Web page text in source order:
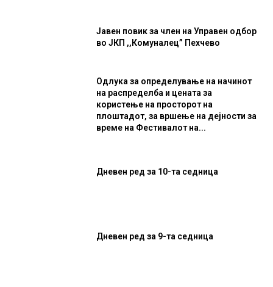
Јавен повик за член на Управен одбор
во ЈКП ,,Комуналец” Пехчево
Одлука за определување на начинот
на распределба и цената за
користење на просторот на
плоштадот, за вршење на дејности за
време на Фестивалот на...
Дневен ред за 10-та седница
Дневен ред за 9-та седница